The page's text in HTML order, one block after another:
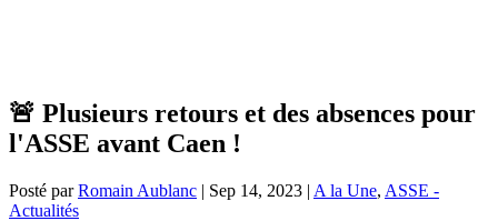
🚨 Plusieurs retours et des absences pour
l'ASSE avant Caen !
Posté parRomain Aublanc | Sep 14, 2023 | A la Une, ASSE -
Actualités